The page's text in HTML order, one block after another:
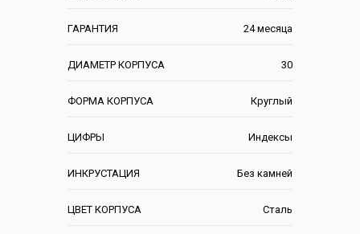
ГАРАНТИЯ 24 месяца
ДИАМЕТР КОРПУСА 30
ФОРМА КОРПУСА Круглый
ЦИФРЫ Индексы
ИНКРУСТАЦИЯ Без камней
ЦВЕТ КОРПУСА Сталь